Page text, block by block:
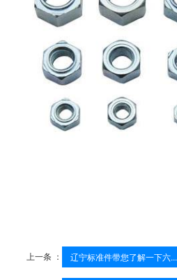
上一条 ： 辽宁标准件带您了解一下六...